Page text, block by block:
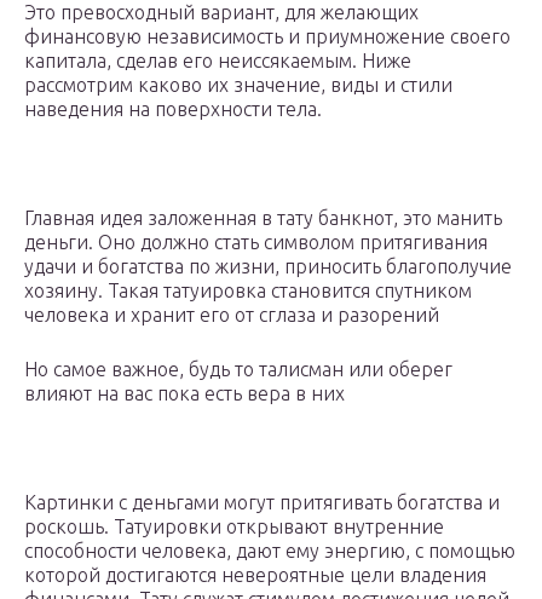
Это превосходный вариант, для желающих
финансовую независимость и приумножение своего
капитала, сделав его неиссякаемым. Ниже
рассмотрим каково их значение, виды и стили
наведения на поверхности тела.
Главная идея заложенная в тату банкнот, это манить
деньги. Оно должно стать символом притягивания
удачи и богатства по жизни, приносить благополучие
хозяину. Такая татуировка становится спутником
человека и хранит его от сглаза и разорений
Но самое важное, будь то талисман или оберег
влияют на вас пока есть вера в них
Картинки с деньгами могут притягивать богатства и
роскошь. Татуировки открывают внутренние
способности человека, дают ему энергию, с помощью
которой достигаются невероятные цели владения